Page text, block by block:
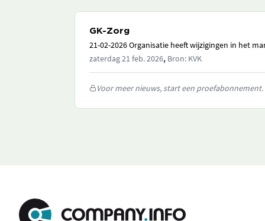
GK-Zorg
21-02-2026 Organisatie heeft wijzigingen in het
zaterdag 21 feb. 2026, Bron: KVK
Voor meer nieuws, start een proefabonnement.